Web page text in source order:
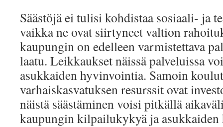
Säästöjä ei tulisi kohdistaa sosiaali- ja
vaikka ne ovat siirtyneet valtion
kaupungin on edelleen varmistettava
laatu. Leikkaukset näissä palveluissa
asukkaiden hyvinvointia. Samoin
varhaiskasvatuksen resurssit ovat
näistä säästäminen voisi pitkällä
kaupungin kilpailukykyä ja